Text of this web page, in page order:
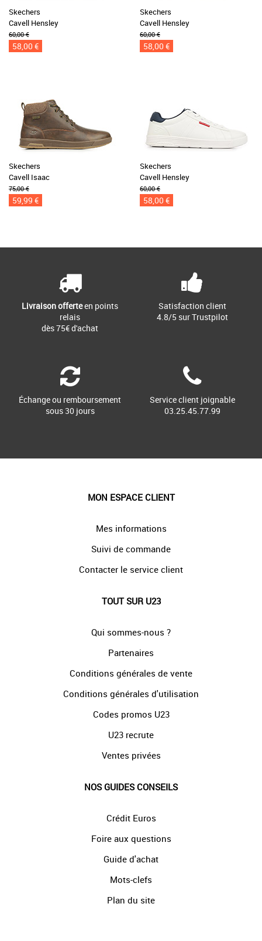
Skechers
Cavell Hensley
60,00 €
58,00 €
Skechers
Cavell Hensley
60,00 €
58,00 €
Skechers
Cavell Isaac
75,00 €
59,99 €
Skechers
Cavell Hensley
60,00 €
58,00 €
Livraison offerteen points
relais
dès 75€ d'achat
Satisfaction client
4.8/5 sur Trustpilot
Échange ou remboursement
sous 30 jours
Service client joignable
03.25.45.77.99
MON ESPACE CLIENT
Mes informations
Suivi de commande
Contacter le service client
TOUT SUR U23
Qui sommes-nous ?
Partenaires
Conditions générales de vente
Conditions générales d'utilisation
Codes promos U23
U23 recrute
Ventes privées
NOS GUIDES CONSEILS
Crédit Euros
Foire aux questions
Guide d'achat
Mots-clefs
Plan du site